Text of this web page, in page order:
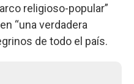
religioso-popular”
“una verdadera
de todo el país.